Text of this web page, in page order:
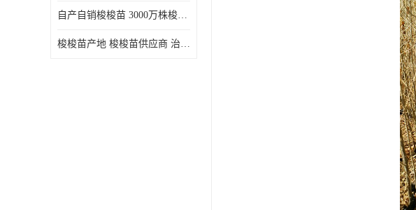
自产自销梭梭苗 3000万株梭梭种苗供应 办理检疫全国发货
梭梭苗产地 梭梭苗供应商 治沙造林梭梭种苗 自产自销